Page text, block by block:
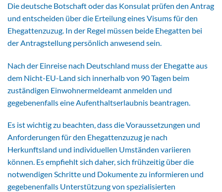
Die deutsche Botschaft oder das Konsulat prüfen den Antrag
und entscheiden über die Erteilung eines Visums für den
Ehegattenzuzug. In der Regel müssen beide Ehegatten bei
der Antragstellung persönlich anwesend sein.
Nach der Einreise nach Deutschland muss der Ehegatte aus
dem Nicht-EU-Land sich innerhalb von 90 Tagen beim
zuständigen Einwohnermeldeamt anmelden und
gegebenenfalls eine Aufenthaltserlaubnis beantragen.
Es ist wichtig zu beachten, dass die Voraussetzungen und
Anforderungen für den Ehegattenzuzug je nach
Herkunftsland und individuellen Umständen variieren
können. Es empfiehlt sich daher, sich frühzeitig über die
notwendigen Schritte und Dokumente zu informieren und
gegebenenfalls Unterstützung von spezialisierten